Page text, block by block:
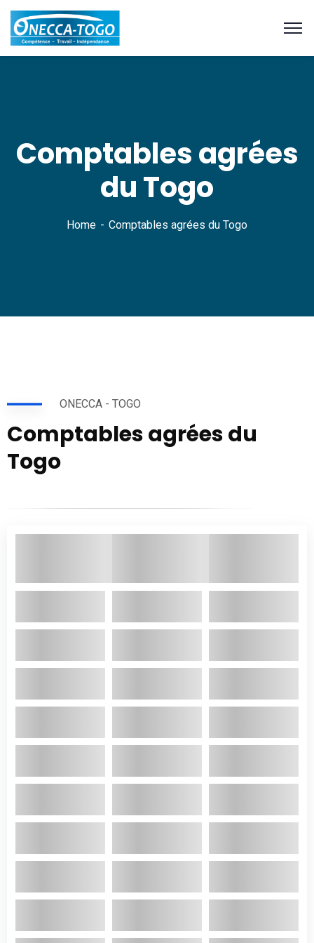
Comptables agrées
du Togo
Home Comptables agrées du Togo
ONECCA - TOGO
Comptables agrées du
Togo